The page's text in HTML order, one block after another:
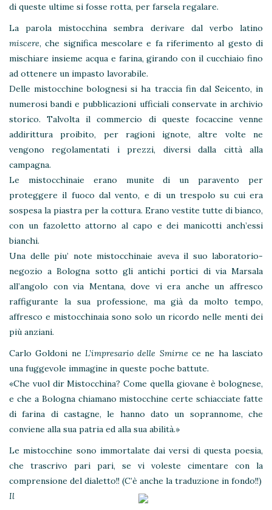
di queste ultime si fosse rotta, per farsela regalare.
La parola mistocchina sembra derivare dal verbo latino
miscere, che significa mescolare e fa riferimento al gesto di
mischiare insieme acqua e farina, girando con il cucchiaio fino
ad ottenere un impasto lavorabile.
Delle mistocchine bolognesi si ha traccia fin dal Seicento, in
numerosi bandi e pubblicazioni ufficiali conservate in archivio
storico. Talvolta il commercio di queste focaccine venne
addirittura proibito, per ragioni ignote, altre volte ne
vengono regolamentati i prezzi, diversi dalla città alla
campagna.
Le mistocchinaie erano munite di un paravento per
proteggere il fuoco dal vento, e di un trespolo su cui era
sospesa la piastra per la cottura. Erano vestite tutte di bianco,
con un fazoletto attorno al capo e dei manicotti anch’essi
bianchi.
Una delle piu’ note mistocchinaie aveva il suo laboratorio-
negozio a Bologna sotto gli antichi portici di via Marsala
all’angolo con via Mentana, dove vi era anche un affresco
raffigurante la sua professione, ma già da molto tempo,
affresco e mistocchinaia sono solo un ricordo nelle menti dei
più anziani.
Carlo Goldoni ne L’impresario delle Smirne ce ne ha lasciato
una fuggevole immagine in queste poche battute.
«Che vuol dir Mistocchina? Come quella giovane è bolognese,
e che a Bologna chiamano mistocchine certe schiacciate fatte
di farina di castagne, le hanno dato un soprannome, che
conviene alla sua patria ed alla sua abilità.»
Le mistocchine sono immortalate dai versi di questa poesia,
che trascrivo pari pari, se vi voleste cimentare con la
comprensione del dialetto!! (C’è anche la traduzione in fondo!!)
Il